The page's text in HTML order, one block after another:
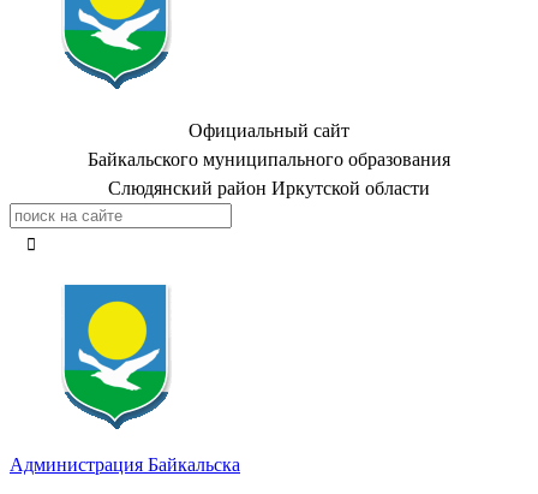
Официальный сайт
Байкальского муниципального образования
Слюдянский район Иркутской области
Администрация Байкальска